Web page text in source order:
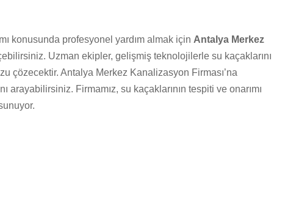
konusunda profesyonel yardım almak için Antalya Merkez
Uzman ekipler, gelişmiş teknolojilerle su kaçaklarını
çözecektir. Antalya Merkez Kanalizasyon Firması’na
arayabilirsiniz. Firmamız, su kaçaklarının tespiti ve onarımı